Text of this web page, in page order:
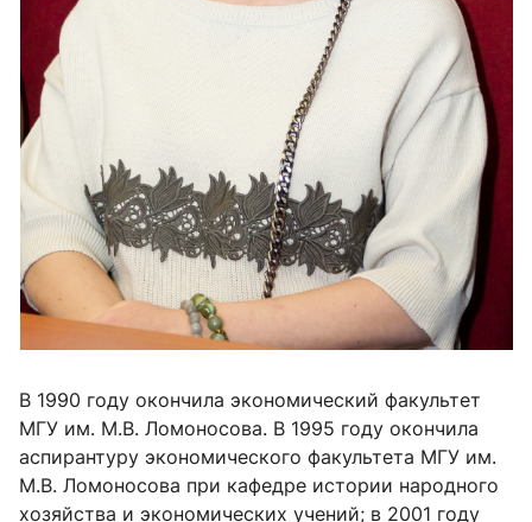
В 1990 году окончила экономический факультет
МГУ им. М.В. Ломоносова. В 1995 году окончила
аспирантуру экономического факультета МГУ им.
М.В. Ломоносова при кафедре истории народного
хозяйства и экономических учений; в 2001 году